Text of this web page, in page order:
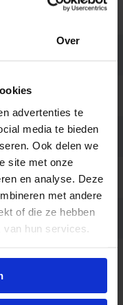
Over
advertenties te
media te bieden
Ook delen we
site met onze
en analyse. Deze
met andere
of die ze hebben
hun services.
3 polig